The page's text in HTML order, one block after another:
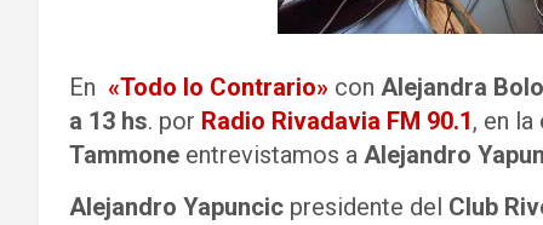
En «Todo lo Contrario» con Alejandra
a 13 hs. por Radio Rivadavia FM 90.1, en la
Tammone entrevistamos a Alejandro
Alejandro Yapuncic presidente del Club